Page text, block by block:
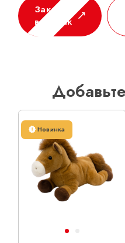
Заказать
в 1 клик
Новинка